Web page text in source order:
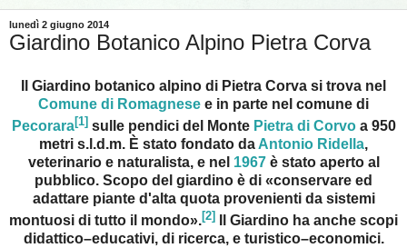
lunedì 2 giugno 2014
Giardino Botanico Alpino Pietra Corva
Il Giardino botanico alpino di Pietra Corva si trova nel
Comune di Romagnese e in parte nel comune di
Pecorara[1]sulle pendici del Monte Pietra di Corvoa 950
metri s.l.d.m. È stato fondato da Antonio Ridella,
veterinario e naturalista, e nel 1967è stato aperto al
pubblico. Scopo del giardino è di «conservare ed
adattare piante d'alta quota provenienti da sistemi
montuosi di tutto il mondo».[2]
Il Giardino ha anche scopi
didattico–educativi, di ricerca, e turistico–economici.